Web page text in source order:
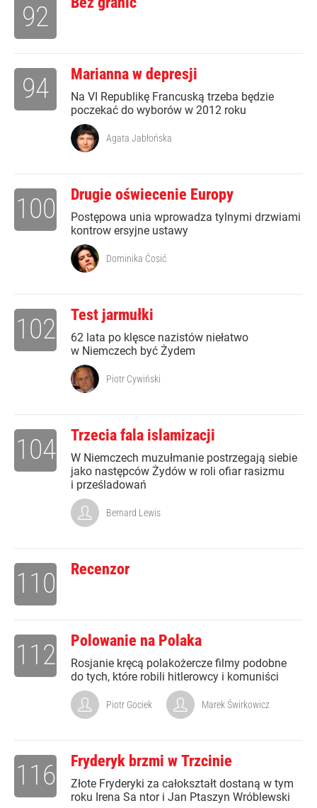
92
Marianna w depresji
Na VI Republikę Francuską trzeba będzie
poczekać do wyborów w 2012 roku
94
Agata Jabłońska
Drugie oświecenie Europy
Postępowa unia wprowadza tylnymi drzwiami
kontrow ersyjne ustawy
100
Dominika Ćosić
Test jarmułki
62 lata po klęsce nazistów niełatwo
w Niemczech być Żydem
102
Piotr Cywiński
Trzecia fala islamizacji
W Niemczech muzułmanie postrzegają siebie
jako następców Żydów w roli ofiar rasizmu
i prześladowań
104
Bernard Lewis
Recenzor
110
Polowanie na Polaka
Rosjanie kręcą polakożercze filmy podobne
do tych, które robili hitlerowcy i komuniści
112
Piotr Gociek Marek Świrkowicz
Fryderyk brzmi w Trzcinie
Złote Fryderyki za całokształt dostaną w tym
roku Irena Sa ntor i Jan Ptaszyn Wróblewski
116